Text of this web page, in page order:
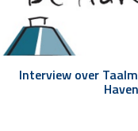
Interview over